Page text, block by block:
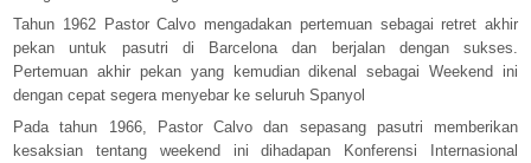
Tahun 1962 Pastor Calvo mengadakan pertemuan sebagai retret akhir
pekan untuk pasutri di Barcelona dan berjalan dengan sukses.
Pertemuan akhir pekan yang kemudian dikenal sebagai Weekend ini
dengan cepat segera menyebar ke seluruh Spanyol
Pada tahun 1966, Pastor Calvo dan sepasang pasutri memberikan
kesaksian tentang weekend ini dihadapan Konferensi Internasional